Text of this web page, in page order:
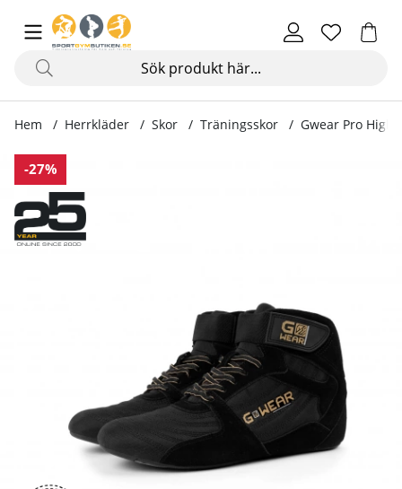
Hem Herrkläder Skor Träningsskor Gwear Pro High
-27%
Produktbilder Gwear Pro High Tops, black/gold